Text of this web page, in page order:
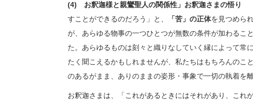
(4) お釈迦様と親鸞聖人の関係性」 お釈迦
すことができるのだろう」と、
「苦」の正体を見つめら
が、あらゆる物事の一つひとつが無数の条件が加わるこ
た。あらゆるものは刻々と織りなしていく縁によって常
たく聞こえるかもしれませんが、私たちはもちろんのこ
のあるがまま、ありのままの姿形・事象で一切の執着を
お釈迦さまは、「これがあるときにはそれがあり、これ